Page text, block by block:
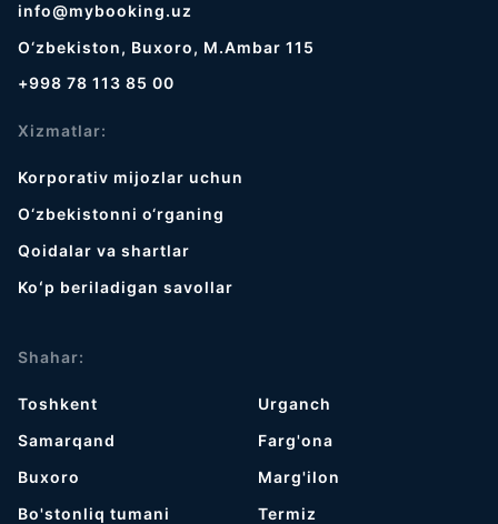
info@mybooking.uz
O‘zbekiston, Buxoro, M.Ambar 115
+998 78 113 85 00
Xizmatlar:
Korporativ mijozlar uchun
O‘zbekistonni o‘rganing
Qoidalar va shartlar
Koʻp beriladigan savollar
Shahar:
Toshkent
Samarqand
Buxoro
Bo'stonliq tumani
Urganch
Farg'ona
Marg'ilon
Termiz